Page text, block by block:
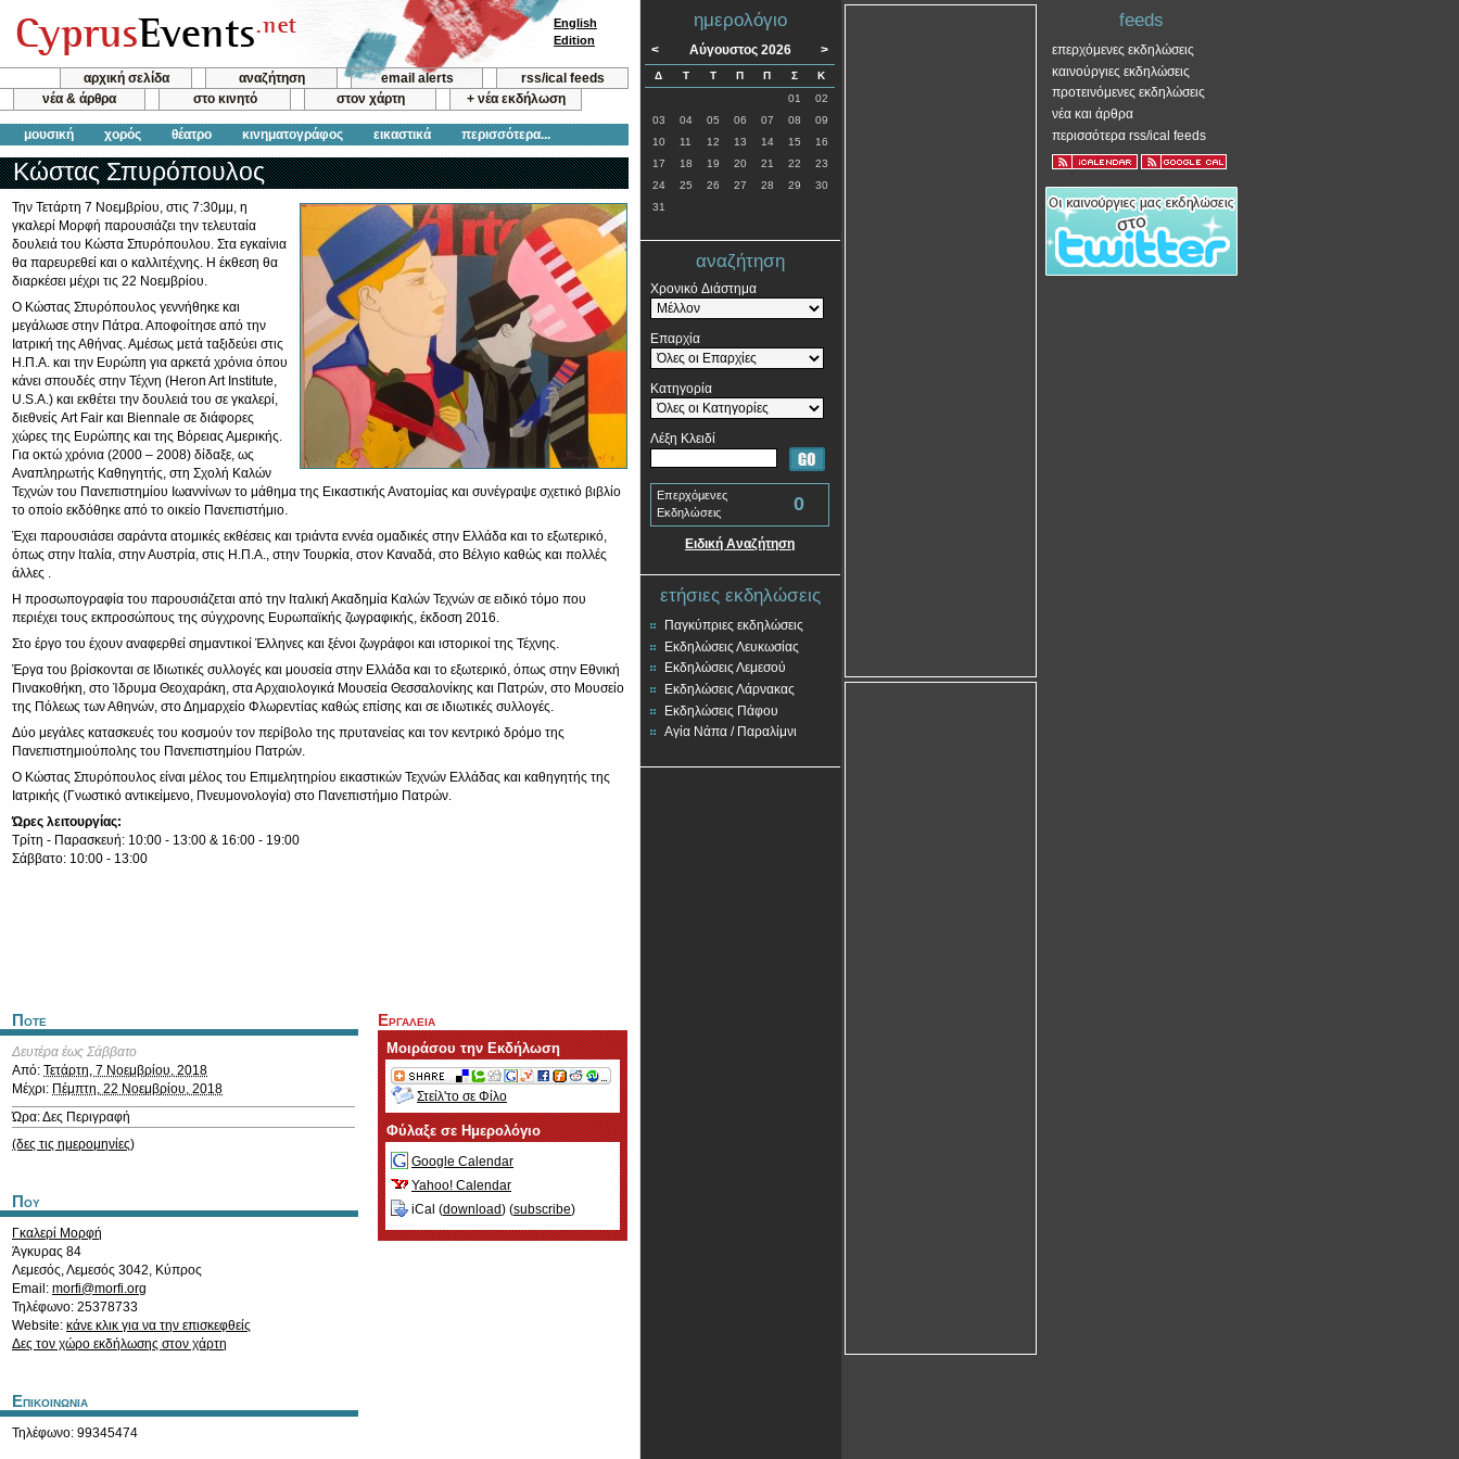
αρχική σελίδα αναζήτηση email alerts
rss/ical feeds
νέα & άρθρα
στο κινητό στον χάρτη + νέα εκδήλωση
μουσική χορός θέατρο κινηματογράφος εικαστικά περισσότερα...
English
Edition
Κώστας Σπυρόπουλος
Την Τετάρτη 7 Νοεμβρίου, στις 7:30μμ, η
γκαλερί Μορφή παρουσιάζει την τελευταία
δουλειά του Κώστα Σπυρόπουλου. Στα εγκαίνια
θα παρευρεθεί και ο καλλιτέχνης. Η έκθεση θα
διαρκέσει μέχρι τις 22 Νοεμβρίου.
Ο Κώστας Σπυρόπουλος γεννήθηκε και
μεγάλωσε στην Πάτρα. Αποφοίτησε από την
Ιατρική της Αθήνας. Αμέσως μετά ταξιδεύει στις
Η.Π.Α. και την Ευρώπη για αρκετά χρόνια όπου
κάνει σπουδές στην Τέχνη (Heron Art Institute,
U.S.A.) και εκθέτει την δουλειά του σε γκαλερί,
διεθνείς Art Fair και Biennale σε διάφορες
χώρες της Ευρώπης και της Βόρειας Αμερικής.
Για οκτώ χρόνια (2000 – 2008) δίδαξε, ως
Αναπληρωτής Καθηγητής, στη Σχολή Καλών
Τεχνών του Πανεπιστημίου Ιωαννίνων το μάθημα της Εικαστικής Ανατομίας και συνέγραψε σχετικό βιβλίο
το οποίο εκδόθηκε από το οικείο Πανεπιστήμιο.
Έχει παρουσιάσει σαράντα ατομικές εκθέσεις και τριάντα εννέα ομαδικές στην Ελλάδα και το εξωτερικό,
όπως στην Ιταλία, στην Αυστρία, στις Η.Π.Α., στην Τουρκία, στον Καναδά, στο Βέλγιο καθώς και πολλές
άλλες .
Η προσωπογραφία του παρουσιάζεται από την Ιταλική Ακαδημία Καλών Τεχνών σε ειδικό τόμο που
περιέχει τους εκπροσώπους της σύγχρονης Ευρωπαϊκής ζωγραφικής, έκδοση 2016.
Στο έργο του έχουν αναφερθεί σημαντικοί Έλληνες και ξένοι ζωγράφοι και ιστορικοί της Τέχνης.
Έργα του βρίσκονται σε Ιδιωτικές συλλογές και μουσεία στην Ελλάδα και το εξωτερικό, όπως στην Εθνική
Πινακοθήκη, στο Ίδρυμα Θεοχαράκη, στα Αρχαιολογικά Μουσεία Θεσσαλονίκης και Πατρών, στο Μουσείο
της Πόλεως των Αθηνών, στο Δημαρχείο Φλωρεντίας καθώς επίσης και σε ιδιωτικές συλλογές.
Δύο μεγάλες κατασκευές του κοσμούν τον περίβολο της πρυτανείας και τον κεντρικό δρόμο της
Πανεπιστημιούπολης του Πανεπιστημίου Πατρών.
Ο Κώστας Σπυρόπουλος είναι μέλος του Επιμελητηρίου εικαστικών Τεχνών Ελλάδας και καθηγητής της
Ιατρικής (Γνωστικό αντικείμενο, Πνευμονολογία) στο Πανεπιστήμιο Πατρών.
Ώρες λειτουργίας:
Τρίτη - Παρασκευή: 10:00 - 13:00 & 16:00 - 19:00
Σάββατο: 10:00 - 13:00
Ποτε
Δευτέρα έως Σάββατο
Από: Τετάρτη, 7 Νοεμβρίου, 2018
Μέχρι: Πέμπτη, 22 Νοεμβρίου, 2018
Ώρα: Δες Περιγραφή
(δες τις ημερομηνίες)
Που
Γκαλερί Μορφή
Άγκυρας 84
Λεμεσός,Λεμεσός 3042, Κύπρος
Email: morfi@morfi.org
Τηλέφωνο: 25378733
Website: κάνε κλικ για να την επισκεφθείς
Δες τον χώρο εκδήλωσης στον χάρτη
Επικοινωνια
Τηλέφωνο: 99345474
Εργαλεια
Μοιράσου την Εκδήλωση
Στείλ'το σε Φίλο
Φύλαξε σε Ημερολόγιο
Google Calendar
Yahoo! Calendar
iCal (download) (subscribe)
ημερολόγιο
< Αύγουστος 2026 >
Δ Τ Τ Π Π Σ
Κ
01
02
03
04 05 06 07 08
09
10
11 12 13 14 15
16
17
18 19 20 21 22
23
24
25 26 27 28 29
30
31
αναζήτηση
Χρονικό Διάστημα
Επαρχία
Κατηγορία
Λέξη Κλειδί
Επερχόμενες
Εκδηλώσεις
0
Ειδική Αναζήτηση
ετήσιες εκδηλώσεις
Παγκύπριες εκδηλώσεις
Εκδηλώσεις Λευκωσίας
Εκδηλώσεις Λεμεσού
Εκδηλώσεις Λάρνακας
Εκδηλώσεις Πάφου
Αγία Νάπα / Παραλίμνι
feeds
επερχόμενες εκδηλώσεις
καινούργιες εκδηλώσεις
προτεινόμενες εκδηλώσεις
νέα και άρθρα
περισσότερα rss/ical feeds